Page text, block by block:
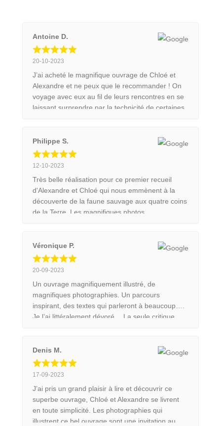
Antoine D.
20-10-2023
J’ai acheté le magnifique ouvrage de Chloé et
Alexandre et ne peux que le recommander ! On
voyage avec eux au fil de leurs rencontres en se
laissant surprendre par la technicité de certaines
tous ceux qui sont sensibles à la beauté des
animaux et aux jolis objets. Bravo à tous les deux
pour votre parcours exemplaire !
Philippe S.
12-10-2023
Très belle réalisation pour ce premier recueil
d'Alexandre et Chloé qui nous emmènent à la
découverte de la faune sauvage aux quatre coins
de la Terre. Les magnifiques photos
papier de qualité. Le tout est accompagné de
très beaux textes dans lesquels le jeune couple
nous partage anecdotes et circonstances des
trouvera une bonne place dans la bibliothèque
des passionnés de la Nature et de ses animaux.
Véronique P.
20-09-2023
Un ouvrage magnifiquement illustré, de
magnifiques photographies. Un parcours
inspirant, des textes qui parleront à beaucoup….
Je l’ai littéralement dévoré… La seule critique
Denis M.
17-09-2023
J’ai pris un grand plaisir à lire et découvrir ce
superbe ouvrage, Chloé et Alexandre se livrent
en toute simplicité. Les photographies qui
illustrent ce bel ouvrage sont une invitation au